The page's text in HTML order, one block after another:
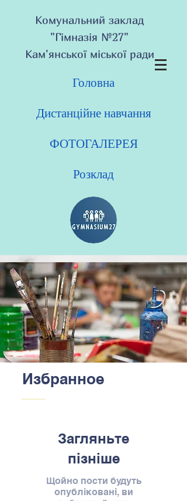
Комунальний заклад
"Гімназія №27"
Кам'янської міської ради
Головна
Дистанційне навчання
ФОТОГАЛЕРЕЯ
Розклад
Избранное
Загляньте
пізніше
Щойно пости будуть
опубліковані, ви